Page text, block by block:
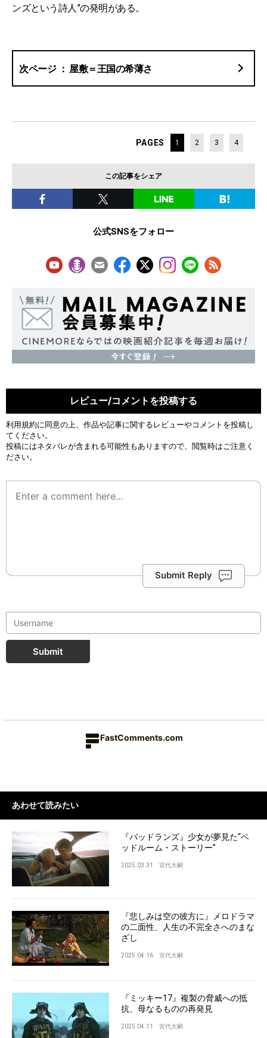
ンズという詩人”の発明がある。
屋敷＝王国の希薄さ
PAGES 1 2 3 4
この記事をシェア
公式SNSをフォロー
レビュー/コメントを投稿する
利用規約に同意の上、作品や記事に関するレビューやコメントを投稿し
てください。
投稿にはネタバレが含まれる可能性もありますので、閲覧時はご注意く
ださい。
Submit Reply
Submit
FastComments.com
あわせて読みたい
『バッドランズ』少女が夢見た“ベ
ッドルーム・ストーリー”
2025.03.31 宮代大嗣
『悲しみは空の彼方に』メロドラマ
の二面性、人生の不完全さへのまな
ざし
2025.04.16 宮代大嗣
『ミッキー17』複製の脅威への抵
抗、母なるものの再発見
2025.04.11 宮代大嗣